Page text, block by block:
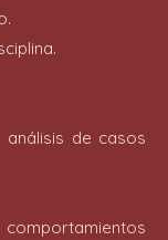
de casos